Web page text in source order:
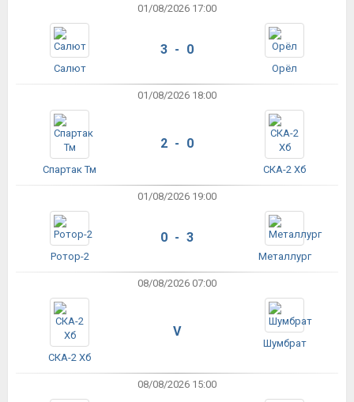
01/08/2026 17:00
Салют
3 - 0
Орёл
01/08/2026 18:00
Спартак Тм
2 - 0
СКА-2 Хб
01/08/2026 19:00
Ротор-2
0 - 3
Металлург
08/08/2026 07:00
СКА-2 Хб
V
Шумбрат
08/08/2026 15:00